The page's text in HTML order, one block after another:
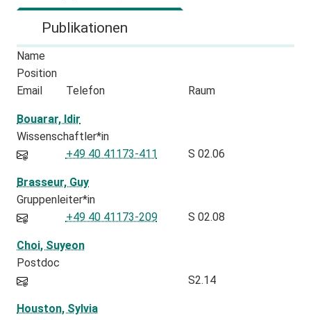
Publikationen
Name
Email
Position
Telefon
Raum
Bouarar, Idir
Wissenschaftler*in
+49 40 41173-411
S 02.06
Brasseur, Guy
Gruppenleiter*in
+49 40 41173-209
S 02.08
Choi, Suyeon
Postdoc
S2.14
Houston, Sylvia